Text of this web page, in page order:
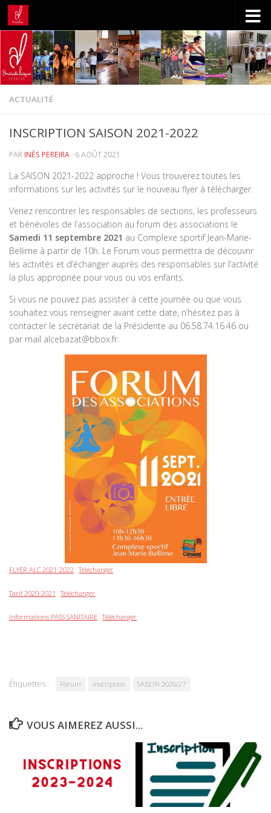
Skip to content
ACTUALITÉ
INSCRIPTION SAISON 2021-2022
PAR INÈS PEREIRA · 6 AOÛT 2021
La SAISON 2021-2022 approche ! Vous trouverez toutes les
informations sur les activités sur le nouveau flyer à télécharger.
Venez rencontrer les responsables de sections, les professeurs
et bénévoles de l’association au forum des associations le
Samedi 11 septembre 2021 au Complexe sportif Jean-Marie-
Bellime à partir de 10h. Le Forum vous permettra de découvrir
les activités et d’échanger auprès des responsables sur l’activité
la plus appropriée pour vous ou vos enfants.
Si vous ne pouvez pas assister à cette journée ou que vous
souhaitez vous renseigner avant cette date, n’hésitez pas à
contacter le secrétariat de la Présidente au 06.58.74.16.46 ou
par mail alcebazat@bbox.fr.
FLYER ALC 2021-2022 Télécharger
Tarif 2020-2021 Télécharger
Informations PASS SANITAIRE Télécharger
Étiquettes : Forum inscription SAISON 2026/27
VOUS AIMEREZ AUSSI...